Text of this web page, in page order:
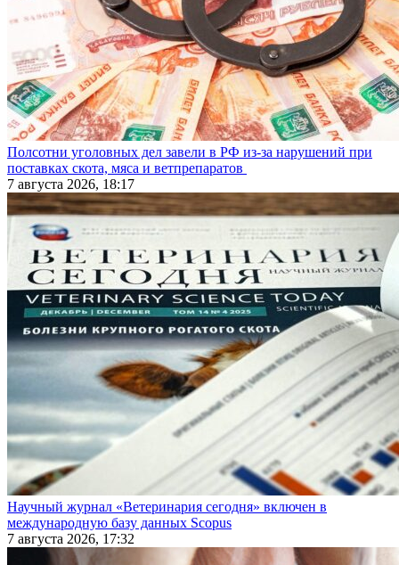
Полсотни уголовных дел завели в РФ из-за нарушений при
поставках скота, мяса и ветпрепаратов
7 августа 2026, 18:17
Научный журнал «Ветеринария сегодня» включен в
международную базу данных Scopus
7 августа 2026, 17:32